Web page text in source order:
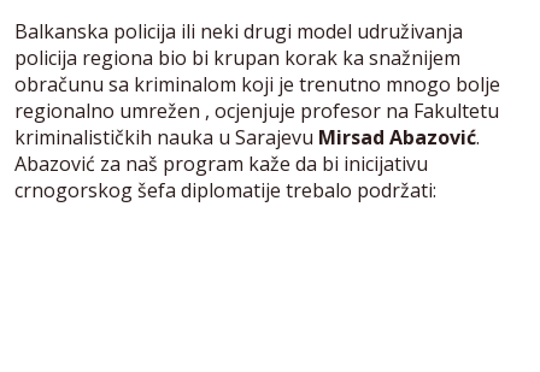
Balkanska policija ili neki drugi model udruživanja
policija regiona bio bi krupan korak ka snažnijem
obračunu sa kriminalom koji je trenutno mnogo bolje
regionalno umrežen , ocjenjuje profesor na Fakultetu
kriminalističkih nauka u Sarajevu Mirsad Abazović.
Abazović za naš program kaže da bi inicijativu
crnogorskog šefa diplomatije trebalo podržati: